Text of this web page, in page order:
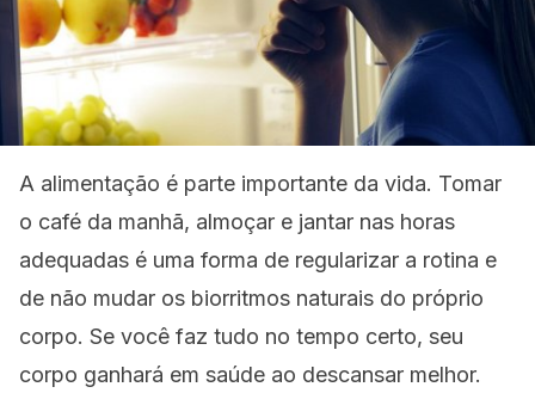
A alimentação é parte importante da vida. Tomar
o café da manhã, almoçar e jantar nas horas
adequadas é uma forma de regularizar a rotina e
de não mudar os biorritmos naturais do próprio
corpo. Se você faz tudo no tempo certo, seu
corpo ganhará em saúde ao descansar melhor.